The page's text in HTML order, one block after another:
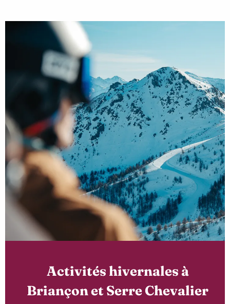
Activités hivernales à
Briançon et Serre Chevalier